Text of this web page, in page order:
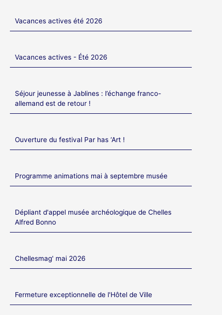
Vacances actives été 2026
Vacances actives - Été 2026
Séjour jeunesse à Jablines : l’échange franco-
allemand est de retour !
Ouverture du festival Par has ‘Art !
Programme animations mai à septembre musée
Dépliant d'appel musée archéologique de Chelles
Alfred Bonno
Chellesmag' mai 2026
Fermeture exceptionnelle de l'Hôtel de Ville